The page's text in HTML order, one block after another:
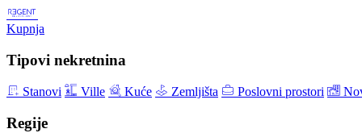
Kupnja
Tipovi nekretnina
Stanovi Ville Kuće Zemljišta Poslovni prostori
Regije